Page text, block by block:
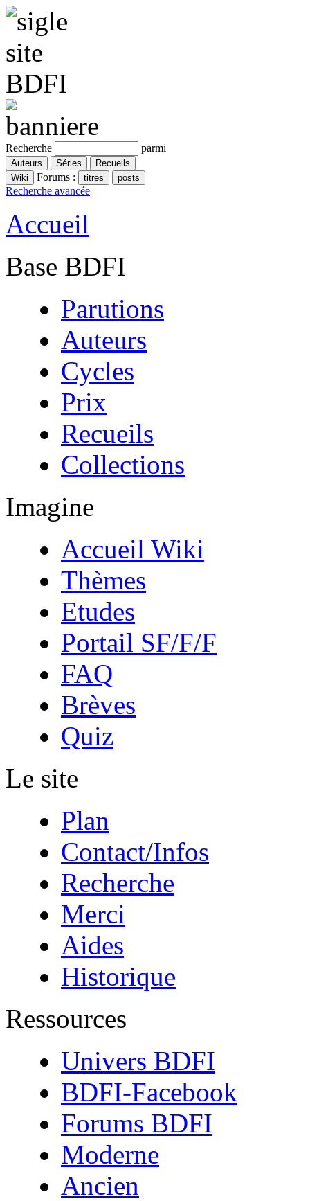
Recherche parmi
Forums :
Recherche avancée
Accueil
Base BDFI
Parutions
Auteurs
Cycles
Prix
Recueils
Collections
Imagine
Accueil Wiki
Thèmes
Etudes
Portail SF/F/F
FAQ
Brèves
Quiz
Le site
Plan
Contact/Infos
Recherche
Merci
Aides
Historique
Ressources
Univers BDFI
BDFI-Facebook
Forums BDFI
Moderne
Ancien